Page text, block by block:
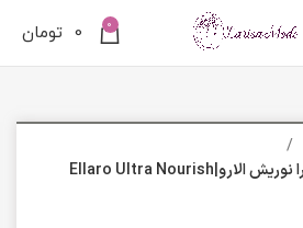
0
0 تومان
شامپو موهای نرمال اولترا نوریش الارو|Ellaro Ultra Nourish